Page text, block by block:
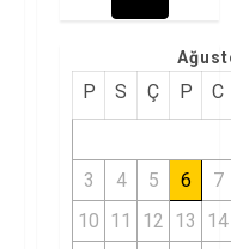
P S Ç P C
3 4 5 6
7
10 11 12 13
14